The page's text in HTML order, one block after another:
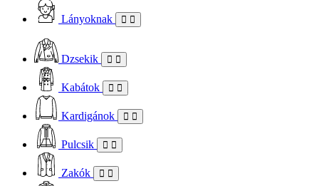
Lányoknak
Dzsekik
Kabátok
Kardigánok
Pulcsik
Zakók